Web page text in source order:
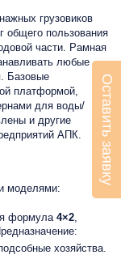
грузовиков
общего пользования
части. Рамная
любые
Базовые
платформой,
для воды/
и другие
АПК.
моделями:
формула 4×2
хозяйства.
Оставить заявку